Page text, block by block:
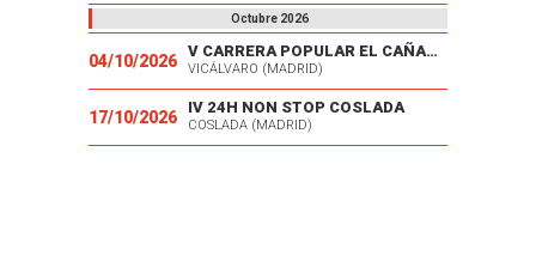
Octubre 2026
04/10/2026
V CARRERA POPULAR EL CAÑAVERAL
VICÁLVARO (MADRID)
17/10/2026
IV 24H NON STOP COSLADA
COSLADA (MADRID)